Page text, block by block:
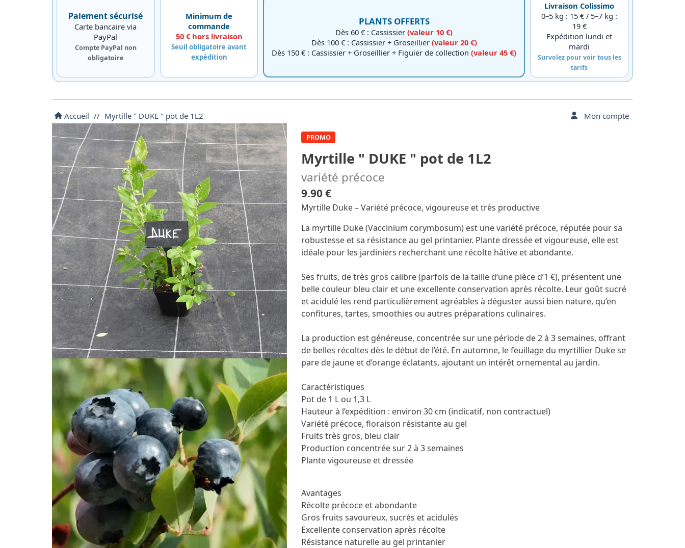
Paiement sécurisé
Carte bancaire via
PayPal
Compte PayPal non
obligatoire
Minimum de
commande
50 € hors livraison
Seuil obligatoire avant
expédition
PLANTS OFFERTS
Dès 60 € : Cassissier(valeur 10 €)
Dès 100 € : Cassissier + Groseillier (valeur 20 €)
Dès 150 € : Cassissier + Groseillier + Figuier de collection(valeur 45 €)
Livraison Colissimo
0–5 kg : 15 € / 5–7 kg :
19 €
Expédition lundi et
mardi
Survolez pour voir tous les
tarifs
Accueil // Myrtille " DUKE " pot de 1L2 Mon compte
PROMO
Myrtille " DUKE " pot de 1L2
variété précoce
9.90 €
Myrtille Duke – Variété précoce, vigoureuse et très productive
La myrtille Duke (Vaccinium corymbosum) est une variété précoce, réputée pour sa
robustesse et sa résistance au gel printanier. Plante dressée et vigoureuse, elle est
idéale pour les jardiniers recherchant une récolte hâtive et abondante.
Ses fruits, de très gros calibre (parfois de la taille d’une pièce d’1 €), présentent une
belle couleur bleu clair et une excellente conservation après récolte. Leur goût sucré
et acidulé les rend particulièrement agréables à déguster aussi bien nature, qu’en
confitures, tartes, smoothies ou autres préparations culinaires.
La production est généreuse, concentrée sur une période de 2 à 3 semaines, offrant
de belles récoltes dès le début de l’été. En automne, le feuillage du myrtillier Duke se
pare de jaune et d’orange éclatants, ajoutant un intérêt ornemental au jardin.
Caractéristiques
Pot de 1 L ou 1,3 L
Hauteur à l’expédition : environ 30 cm (indicatif, non contractuel)
Variété précoce, floraison résistante au gel
Fruits très gros, bleu clair
Production concentrée sur 2 à 3 semaines
Plante vigoureuse et dressée
Avantages
Récolte précoce et abondante
Gros fruits savoureux, sucrés et acidulés
Excellente conservation après récolte
Résistance naturelle au gel printanier